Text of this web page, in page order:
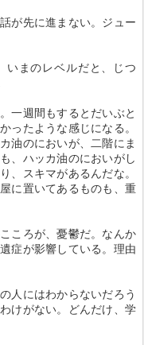
が先に進まない。ジュー
まのレベルだと、じつ
一週間もするとだいぶと
ったような感じになる。
油のにおいが、二階にま
、ハッカ油のにおいがし
、スキマがあるんだな。
に置いてあるものも、重
ころが、憂鬱だ。なんか
症が影響している。理由
人にはわからないだろう
けがない。どんだけ、学